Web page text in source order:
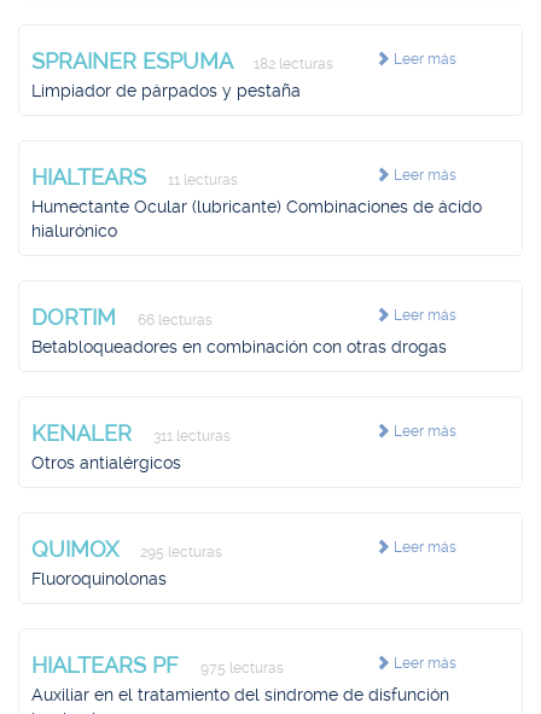
Leer más
SPRAINER ESPUMA 182 lecturas
Limpiador de párpados y pestaña
Leer más
HIALTEARS 11 lecturas
Humectante Ocular (lubricante) Combinaciones de ácido
hialurónico
Leer más
DORTIM 66 lecturas
Betabloqueadores en combinación con otras drogas
Leer más
KENALER 311 lecturas
Otros antialérgicos
Leer más
QUIMOX 295 lecturas
Fluoroquinolonas
Leer más
HIALTEARS PF 975 lecturas
Auxiliar en el tratamiento del síndrome de disfunción